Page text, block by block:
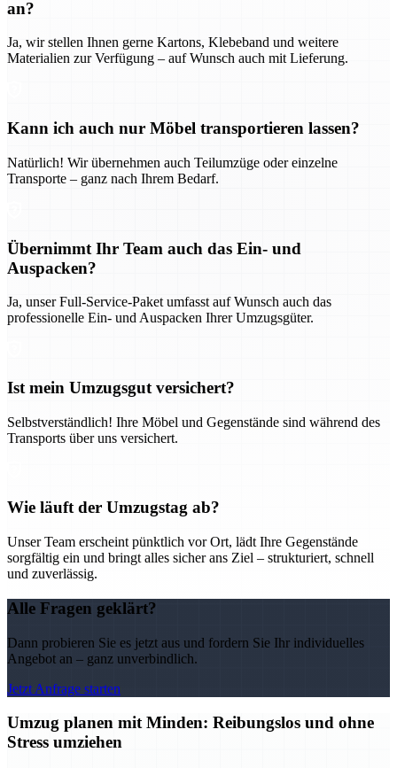
an?
Ja, wir stellen Ihnen gerne Kartons, Klebeband und weitere
Materialien zur Verfügung – auf Wunsch auch mit Lieferung.
Kann ich auch nur Möbel transportieren lassen?
Natürlich! Wir übernehmen auch Teilumzüge oder einzelne
Transporte – ganz nach Ihrem Bedarf.
Übernimmt Ihr Team auch das Ein- und
Auspacken?
Ja, unser Full-Service-Paket umfasst auf Wunsch auch das
professionelle Ein- und Auspacken Ihrer Umzugsgüter.
Ist mein Umzugsgut versichert?
Selbstverständlich! Ihre Möbel und Gegenstände sind während des
Transports über uns versichert.
Wie läuft der Umzugstag ab?
Unser Team erscheint pünktlich vor Ort, lädt Ihre Gegenstände
sorgfältig ein und bringt alles sicher ans Ziel – strukturiert, schnell
und zuverlässig.
Alle Fragen geklärt?
Dann probieren Sie es jetzt aus und fordern Sie Ihr individuelles
Angebot an – ganz unverbindlich.
Jetzt Anfrage starten
Umzug planen mit Minden: Reibungslos und ohne
Stress umziehen